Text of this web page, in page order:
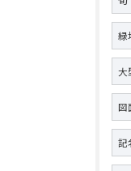
緑
大
図
記